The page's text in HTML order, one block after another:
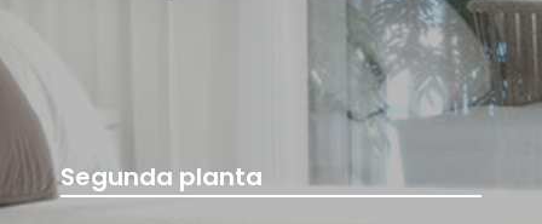
Segunda planta